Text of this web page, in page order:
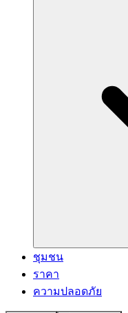
ชุมชน
ราคา
ความปลอดภัย